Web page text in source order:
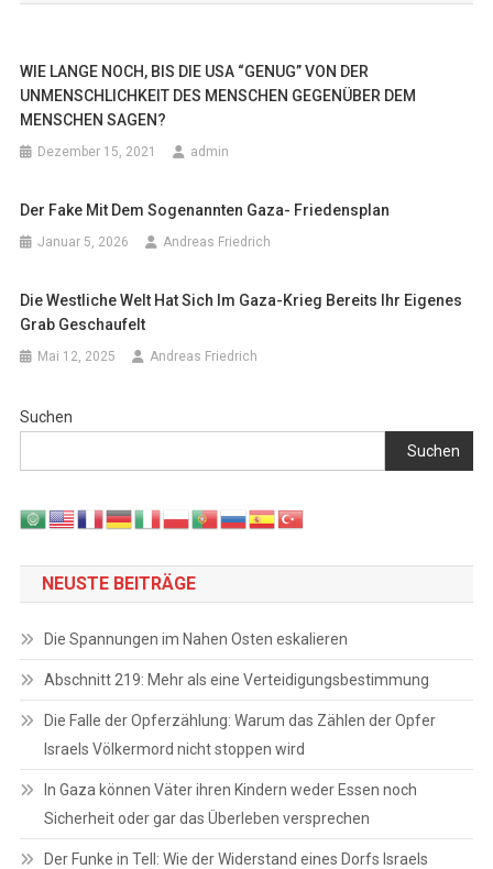
WIE LANGE NOCH, BIS DIE USA “GENUG” VON DER
UNMENSCHLICHKEIT DES MENSCHEN GEGENÜBER DEM
MENSCHEN SAGEN?
Dezember 15, 2021 admin
Der Fake Mit Dem Sogenannten Gaza- Friedensplan
Januar 5, 2026 Andreas Friedrich
Die Westliche Welt Hat Sich Im Gaza-Krieg Bereits Ihr Eigenes
Grab Geschaufelt
Mai 12, 2025 Andreas Friedrich
Suchen
Suchen
NEUSTE BEITRÄGE
Die Spannungen im Nahen Osten eskalieren
Abschnitt 219: Mehr als eine Verteidigungsbestimmung
Die Falle der Opferzählung: Warum das Zählen der Opfer
Israels Völkermord nicht stoppen wird
In Gaza können Väter ihren Kindern weder Essen noch
Sicherheit oder gar das Überleben versprechen
Der Funke in Tell: Wie der Widerstand eines Dorfs Israels